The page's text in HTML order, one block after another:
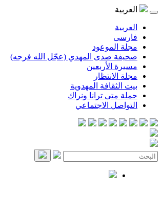
العربية
العربية
فارسی
مجلة الموعود
صحيفة صدى المهدي (عجّل الله فرجه)
مسيرة الأربعين
مجلة الانتظار
بيت الثقافة المهدوية
حملة متى ترانا ونراك
التواصل الاجتماعي